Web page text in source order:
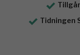
Tidningen